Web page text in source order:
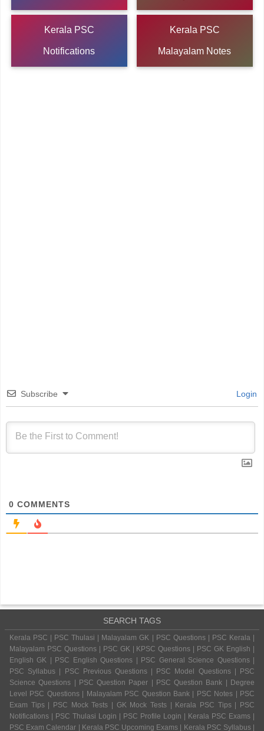
Kerala PSC
Notifications
Kerala PSC
Malayalam Notes
Subscribe Login
0 COMMENTS
SEARCH TAGS
Kerala PSC | PSC Thulasi | Malayalam GK | PSC Questions | PSC Kerala |
Malayalam PSC Questions | PSC GK | KPSC Questions | PSC GK English |
English GK | PSC English Questions | PSC General Science Questions |
PSC Syllabus | PSC Previous Questions | PSC Model Questions | PSC
Science Questions | PSC Question Paper | PSC Question Bank | Degree
Level PSC Questions | Malayalam PSC Question Bank | PSC Notes | PSC
Exam Tips | PSC Mock Tests | GK Mock Tests | Kerala PSC Tips | PSC
Notifications | PSC Thulasi Login | PSC Profile Login | Kerala PSC Exams |
PSC Exam Calendar | Kerala PSC Upcoming Exams | Kerala PSC Syllabus |